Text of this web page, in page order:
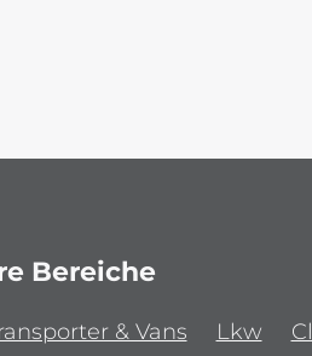
Bereiche
& Vans Lkw